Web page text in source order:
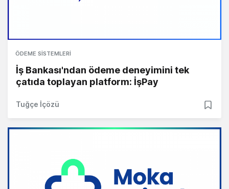
ÖDEME SISTEMLERI
İş Bankası'ndan ödeme deneyimini tek
çatıda toplayan platform: İşPay
Tuğçe İçözü